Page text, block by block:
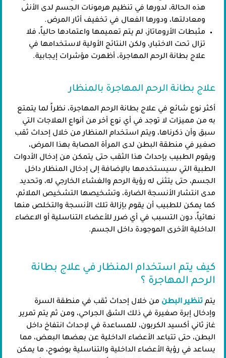
هذه الحالة، لدورها في تنظيم هرمونات الجسم لدى الأنثى
ومعادلتها، ودورها الفعال في تخفيف أثار المرض.
مثبطات الأروماتاز، لم يتم تعميمها واعتمادها حالياً، فلا
تزال تحت الاختبار، ولكن النتائج الأولية لاستخدامها في
علاج بطانة الرحم المهاجرة، أظهرت مؤشرات إيجابية.
علاج بطانة الرحم المهاجرة بالمنظار
أكثر نوع شائع في علاج بطانة الرحم المهاجرة، نظراً لما يتمتع
به من مميزات لا توجد في أي نوع أخر من أنواع العلاجات التي
سبق وأن ذكرناها، ويتم استخدام المنظار من خلال إحداث ثقب
صغير في منطقة البطن لدى المرأة المصابة بهذا المرض،
ويقوم الطبيب بإحداث هذا الثقب حتى يتمكن من إدخال الأدوات
الطبية التي سيستخدمها بالإضافة إلى إدخال المنظار داخل
الجسم، حتى يتثنى له رؤية الرحم والغشاء الخارجي له، وتحديد
مدى انتشار الأنسجة الضارة، وتشخيصها التشخيص الملائم،
كما يمكن للطبيب أن يقوم بإزالة تلك الأنسجة والتخلص منها
نهائياً، دون التسبب في أي ضرر للأعضاء التناسلية أو الاعضاء
الداخلية الأخرى الموجودة داخل الجسم.
كيف يتم استخدام المنظار في علاج بطانة
الرحم المهاجرة ؟
يتم تنظير البطن من خلال إحداث ثقب في منطقة السرة
وإدخال إبرة صغيرة في ذلك الشق الجراحي، ومن ثم يتم تمرير
غاز ثاني أكسيد الكربون، للمساعدة في لإحداث انتفاخ داخل
البطن، حتى تتباعد الأعضاء الداخلية عن بعضها البعض، مما
يساعد في رؤية الأعضاء الداخلية والتناسلية بوضوح، ما يمكن